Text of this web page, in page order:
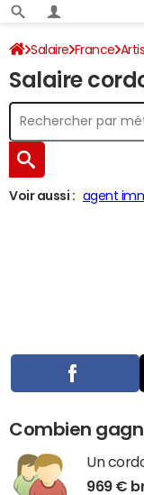
Salaire France
Salaire
Voir aussi : agent
Combien
Un
969 €